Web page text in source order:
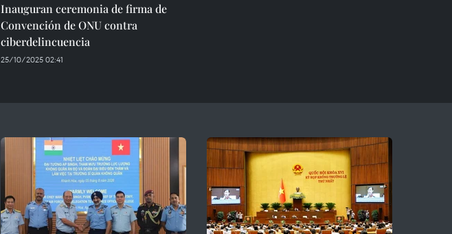
Inauguran ceremonia de firma de
Convención de ONU contra
ciberdelincuencia
25/10/2025 02:41